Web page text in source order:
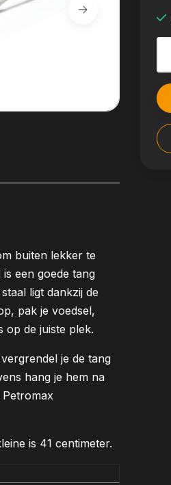
buiten lekker te
een goede tang
ligt dankzij de
pak je voedsel,
op de juiste plek.
je de tang
hang je hem na
is 41 centimeter.